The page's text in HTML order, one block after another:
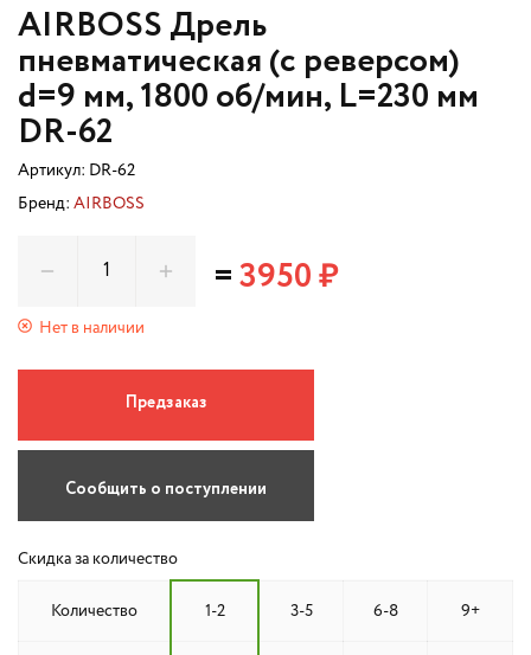
AIRBOSS Дрель
пневматическая (с реверсом)
d=9 мм, 1800 об/мин, L=230 мм
DR-62
Артикул: DR-62
Бренд: AIRBOSS
Нет в наличии
=3950 ₽
Предзаказ
Сообщить о поступлении
Скидка за количество
Количество 1-2 3-5 6-8 9+